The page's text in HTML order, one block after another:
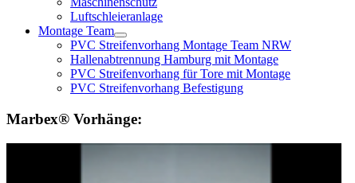
Luftschleieranlage
Montage Team
PVC Streifenvorhang Montage Team NRW
Hallenabtrennung Hamburg mit Montage
PVC Streifenvorhang für Tore mit Montage
PVC Streifenvorhang Befestigung
Marbex® Vorhänge: